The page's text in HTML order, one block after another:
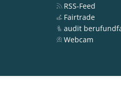
RSS-Feed
Fairtrade
audit
Webcam